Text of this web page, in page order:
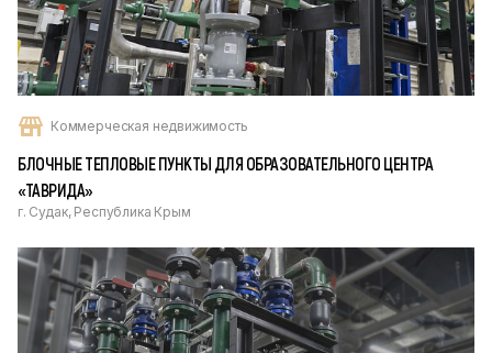
Коммерческая недвижимость
БЛОЧНЫЕ ТЕПЛОВЫЕ ПУНКТЫ ДЛЯ ОБРАЗОВАТЕЛЬНОГО ЦЕНТРА
«ТАВРИДА»
г. Судак, Республика Крым